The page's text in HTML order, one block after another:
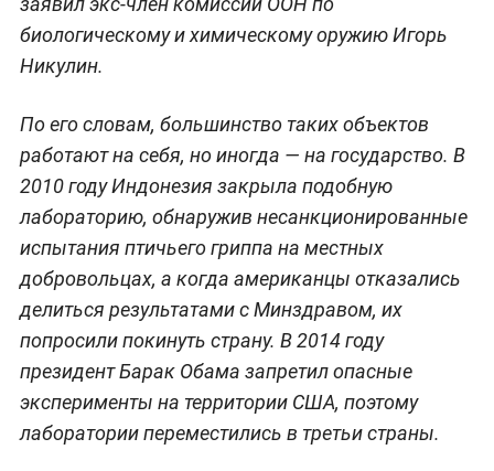
биологическому и химическому оружию Игорь
Никулин.
По его словам, большинство таких объектов
работают на себя, но иногда — на государство. В
2010 году Индонезия закрыла подобную
лабораторию, обнаружив несанкционированные
испытания птичьего гриппа на местных
добровольцах, а когда американцы отказались
делиться результатами с Минздравом, их
попросили покинуть страну. В 2014 году
президент Барак Обама запретил опасные
эксперименты на территории США, поэтому
лаборатории переместились в третьи страны.